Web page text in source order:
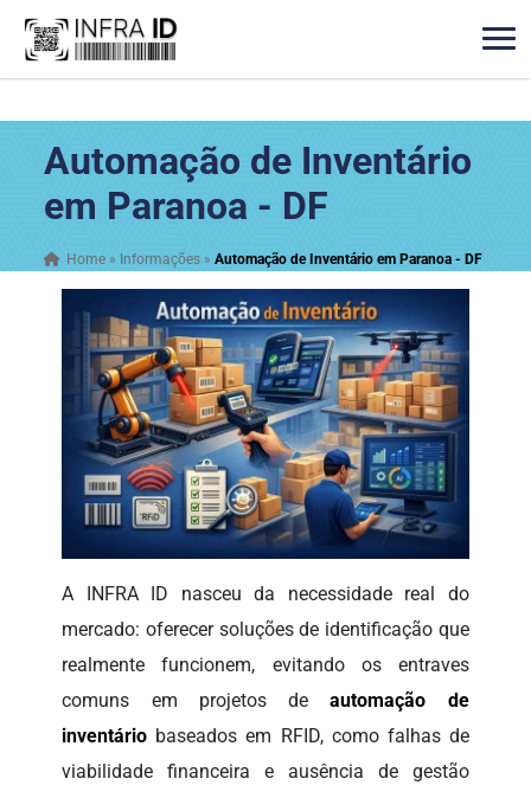
Automação de Inventário
em Paranoa - DF
Home » Informações »Automação de Inventário em Paranoa - DF
A INFRA ID nasceu da necessidade real do
mercado: oferecer soluções de identificação que
realmente funcionem, evitando os entraves
comuns em projetos deautomação de
inventário baseados em RFID, como falhas de
viabilidade financeira e ausência de gestão